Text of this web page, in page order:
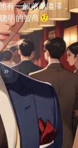
有一個弟弟瀟澤，
明的智商🤨